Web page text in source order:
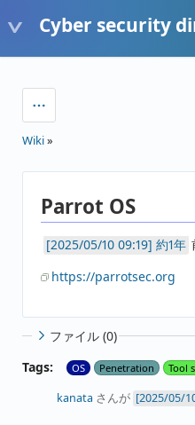
Cyber security
Wiki»
Parrot OS
約1年
https://parrotsec.org
ファイル (0)
Tags:
OS Penetration Tool
kanata さんが